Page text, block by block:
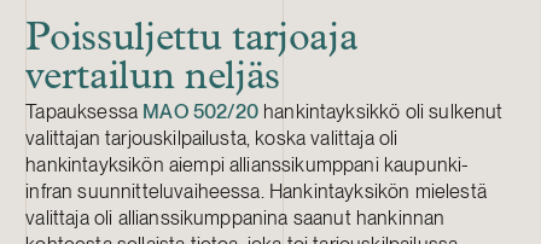
Poissuljettu tarjoaja
vertailun neljäs
Tapauksessa MAO 502/20 hankintayksikkö oli sulkenut
valittajan tarjouskilpailusta, koska valittaja oli
hankintayksikön aiempi allianssikumppani kaupunki-
infran suunnitteluvaiheessa. Hankintayksikön mielestä
valittaja oli allianssikumppanina saanut hankinnan